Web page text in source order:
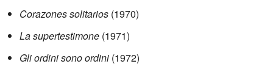
Corazones solitarios (1970)
La supertestimone (1971)
Gli ordini sono ordini (1972)